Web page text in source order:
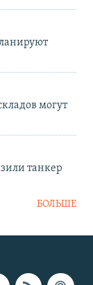
могут
танкер
БОЛЬШЕ